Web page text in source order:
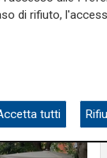
di rifiuto,
tutti